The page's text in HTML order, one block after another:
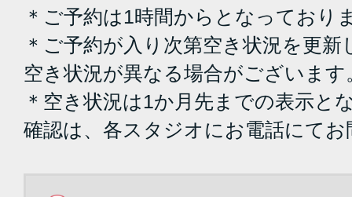
＊ご予約は1時間からとなっており
＊ご予約が入り次第空き状況を更
空き状況が異なる場合がございます
＊空き状況は1か月先までの表示と
確認は、各スタジオにお電話にて